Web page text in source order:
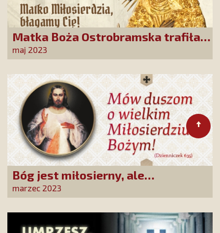
Matka Boża Ostrobramska trafiła
pod strzechy!
maj 2023
Bóg jest miłosierny, ale
sprawiedliwy!
marzec 2023